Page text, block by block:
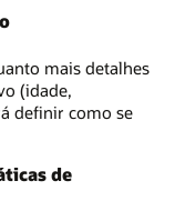
mais detalhes
(idade,
definir como se
de